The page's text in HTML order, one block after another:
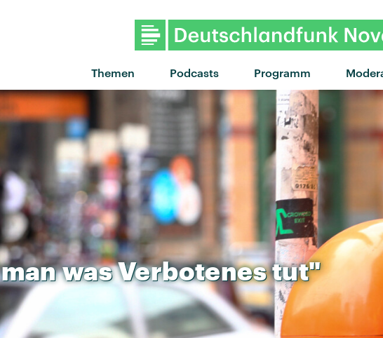
Themen Podcasts Programm
"walk on wine" von
manwasVerbotenestut"